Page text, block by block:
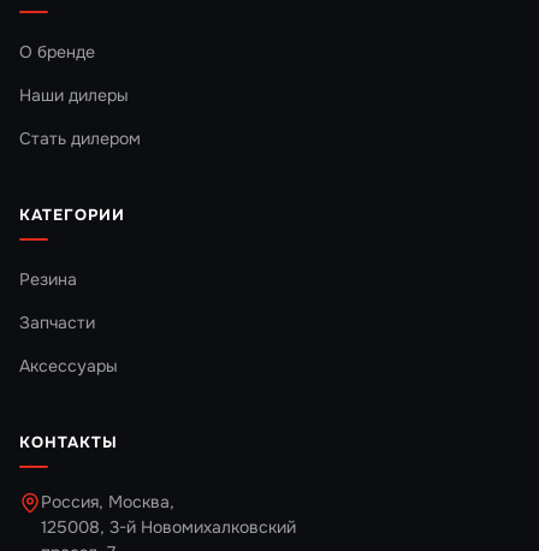
О бренде
Наши дилеры
Стать дилером
КАТЕГОРИИ
Резина
Запчасти
Аксессуары
КОНТАКТЫ
Россия, Москва,
125008, 3-й Новомихалковский